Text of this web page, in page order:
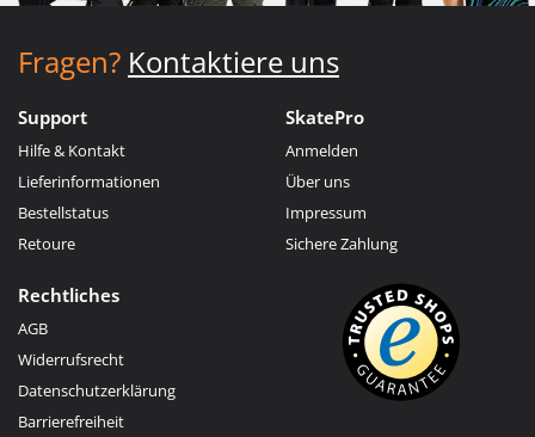
Fragen? Kontaktiere uns
Support
Hilfe & Kontakt
Lieferinformationen
Bestellstatus
Retoure
SkatePro
Anmelden
Über uns
Impressum
Sichere Zahlung
Rechtliches
AGB
Widerrufsrecht
Datenschutzerklärung
Barrierefreiheit